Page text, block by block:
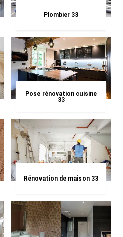
Plombier 33
Pose rénovation cuisine
33
Rénovation de maison 33